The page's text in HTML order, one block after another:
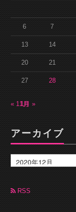
6 7
13 14
20 21
27 28
« 11月1月 »
アーカイブ
ー
カ
ブRSS